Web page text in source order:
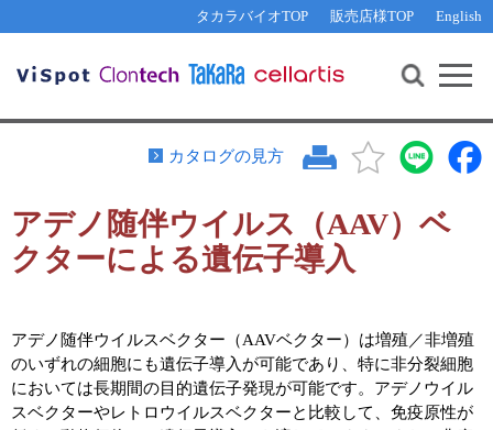
タカラバイオTOP 販売店様TOP English
機能解析・サイレンシング
PCR・等温増幅
リアルタイムPCR（qPCR）
サンプル請求
テクニカルサポートライン
その他 ライセンスに関するご相談
遺伝子組換え生物該当製品
研究支援ツール
Cut-Site Navigator 制限酵素切断サイトの検索
In-Fusion Cloning プライマー設計
抗体検索サイト
リアルタイムPCR（インターカレーター法）
リアルタイムPCR （プローブ法）
プライマー・プローブ検索・注文
機器ソフトウェア・ベクター配列ダウンロード
お問い合わせ WEB会員登録
カタログの見方
アデノ随伴ウイルス（AAV）ベ
クターによる遺伝子導入
アデノ随伴ウイルスベクター（AAVベクター）は増殖／非増殖
のいずれの細胞にも遺伝子導入が可能であり、特に非分裂細胞
においては長期間の目的遺伝子発現が可能です。アデノウイル
スベクターやレトロウイルスベクターと比較して、免疫原性が